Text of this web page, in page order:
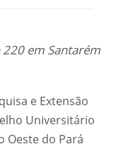
220 em Santarém
e Extensão
Universitário
Oeste do Pará